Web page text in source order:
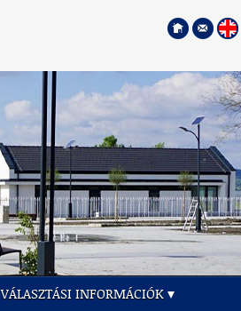
VÁLASZTÁSI INFORMÁCIÓK